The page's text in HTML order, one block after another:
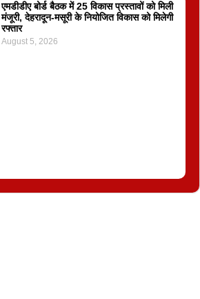
एमडीडीए बोर्ड बैठक में 25 विकास प्रस्तावों को मिली
मंजूरी, देहरादून-मसूरी के नियोजित विकास को मिलेगी
रफ्तार
August 5, 2026